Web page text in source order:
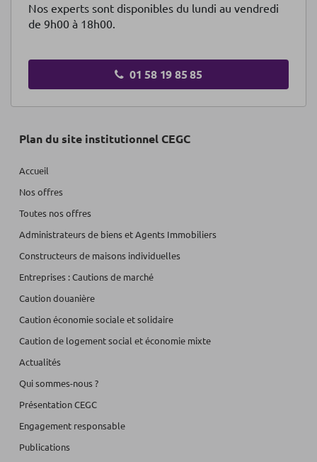
Nos experts sont disponibles du lundi au vendredi
de 9h00 à 18h00.
01 58 19 85 85
Plan du site institutionnel CEGC
Accueil
Nos offres
Toutes nos offres
Administrateurs de biens et Agents Immobiliers
Constructeurs de maisons individuelles
Entreprises : Cautions de marché
Caution douanière
Caution économie sociale et solidaire
Caution de logement social et économie mixte
Actualités
Qui sommes-nous ?
Présentation CEGC
Engagement responsable
Publications